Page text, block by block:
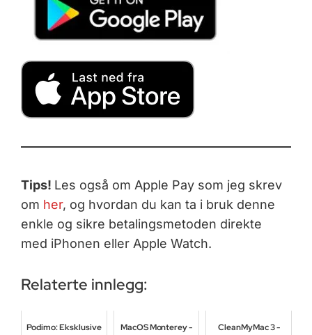
Tips! Les også om Apple Pay som jeg skrev
om her, og hvordan du kan ta i bruk denne
enkle og sikre betalingsmetoden direkte
med iPhonen eller Apple Watch.
Relaterte innlegg:
Podimo: Eksklusive
MacOS Monterey -
CleanMyMac 3 -